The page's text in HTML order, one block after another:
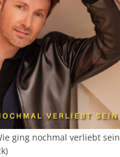
ging nochmal verliebt sein